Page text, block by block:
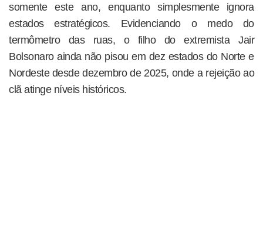
somente este ano, enquanto simplesmente ignora
estados estratégicos. Evidenciando o medo do
termômetro das ruas, o filho do extremista Jair
Bolsonaro ainda não pisou em dez estados do Norte e
Nordeste desde dezembro de 2025, onde a rejeição ao
clã atinge níveis históricos.